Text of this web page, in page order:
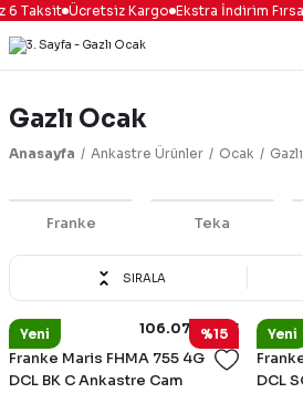
Taksit Ücretsiz Kargo Ekstra İndirim
Gazlı Ocak
Anasayfa Ankastre Ürünler Ocak
Franke Teka
SIRALA
Yeni %15
Franke 106.0734.777
Franke Maris FHMA 755 4G
DCL BK C Ankastre Cam
Yeni
Franke
DCL